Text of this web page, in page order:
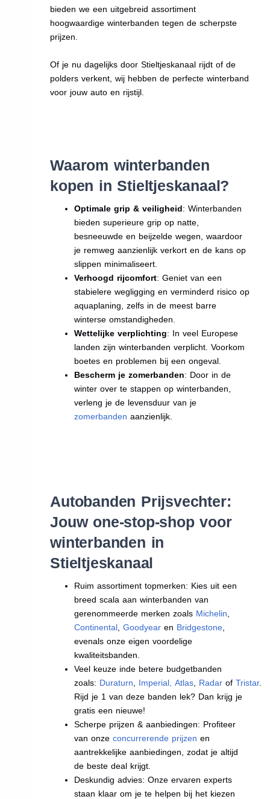
bieden we een uitgebreid assortiment
hoogwaardige winterbanden tegen de scherpste
prijzen.
Of je nu dagelijks door Stieltjeskanaal rijdt of de
polders verkent, wij hebben de perfecte winterband
voor jouw auto en rijstijl.
Waarom winterbanden
kopen in Stieltjeskanaal?
Optimale grip & veiligheid: Winterbanden
bieden superieure grip op natte,
besneeuwde en beijzelde wegen, waardoor
je remweg aanzienlijk verkort en de kans op
slippen minimaliseert.
Verhoogd rijcomfort: Geniet van een
stabielere wegligging en verminderd risico op
aquaplaning, zelfs in de meest barre
winterse omstandigheden.
Wettelijke verplichting: In veel Europese
landen zijn winterbanden verplicht. Voorkom
boetes en problemen bij een ongeval.
Bescherm je zomerbanden: Door in de
winter over te stappen op winterbanden,
verleng je de levensduur van je
zomerbanden aanzienlijk.
Autobanden Prijsvechter:
Jouw one-stop-shop voor
winterbanden in
Stieltjeskanaal
Ruim assortiment topmerken: Kies uit een
breed scala aan winterbanden van
gerenommeerde merken zoals Michelin
Continental ,Goodyear en Bridgestone
evenals onze eigen voordelige
kwaliteitsbanden.
Veel keuze inde betere budgetbanden
zoals: Duraturn Imperial Atlas Radar ofTristar.
Rijd je 1 van deze banden lek? Dan krijg je
gratis een nieuwe!
Scherpe prijzen & aanbiedingen: Profiteer
van onzeconcurrerende prijzen en
aantrekkelijke aanbiedingen, zodat je altijd
de beste deal krijgt.
Deskundig advies: Onze ervaren experts
staan klaar om je te helpen bij het kiezen